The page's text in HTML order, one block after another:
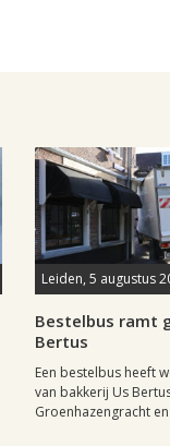
Leiden, 5 augustus
Bestelbus ramt
Bertus
Een bestelbus heeft
van bakkerij Us
Groenhazengracht